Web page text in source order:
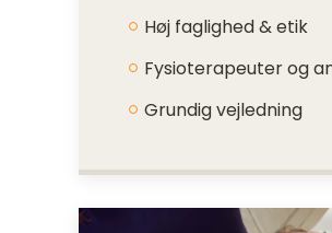
Høj faglighed & etik
Fysioterapeuter og
Grundig vejledning